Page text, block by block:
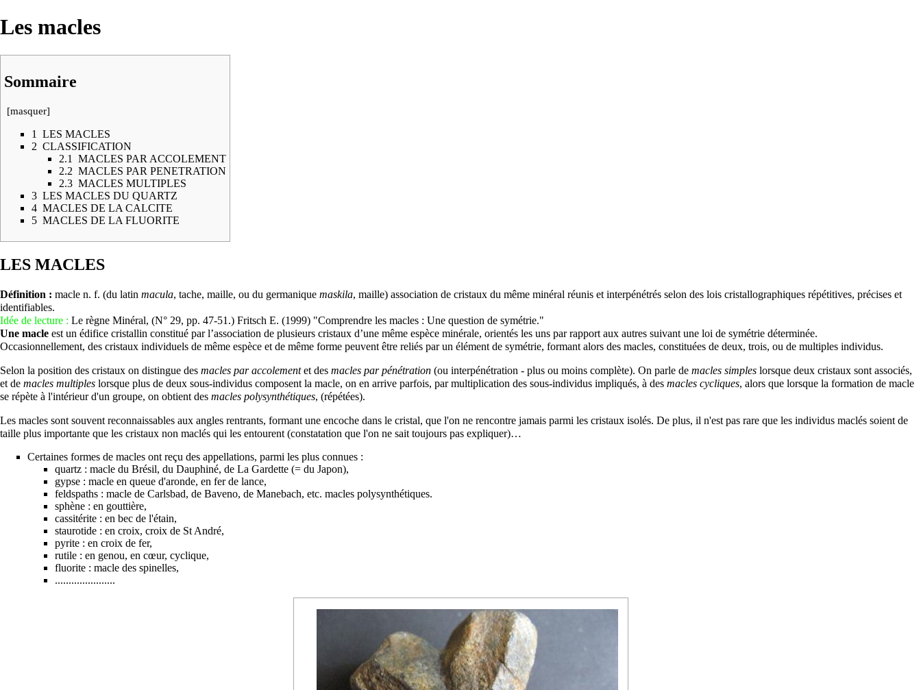
Les macles
Sommaire
[masquer]
1
LES MACLES
2 CLASSIFICATION
2.1
MACLES PAR ACCOLEMENT
2.2 MACLES PAR PENETRATION
2.3 MACLES MULTIPLES
3 LES MACLES DU QUARTZ
4 MACLES DE LA CALCITE
5 MACLES DE LA FLUORITE
LES MACLES
Définition : macle n. f. (du latin macula, tache, maille, ou du germanique maskila, maille) association de cristaux du même minéral réunis et interpénétrés selon des lois cristallographiques répétitives, précises et
identifiables.
Idée de lecture : Le règne Minéral, (N° 29, pp. 47-51.) Fritsch E. (1999) "Comprendre les macles : Une question de symétrie."
Une macle est un édifice cristallin constitué par l’association de plusieurs cristaux d’une même espèce minérale, orientés les uns par rapport aux autres suivant une loi de symétrie déterminée.
Occasionnellement, des cristaux individuels de même espèce et de même forme peuvent être reliés par un élément de symétrie, formant alors des macles, constituées de deux, trois, ou de multiples individus.
Selon la position des cristaux on distingue des macles par accolementet des macles par pénétration (ou interpénétration - plus ou moins complète). On parle de macles simples lorsque deux cristaux sont associés,
et de macles multiples lorsque plus de deux sous-individus composent la macle, on en arrive parfois, par multiplication des sous-individus impliqués, à des macles cycliques, alors que lorsque la formation de macle
se répète à l'intérieur d'un groupe, on obtient des macles polysynthétiques, (répétées).
Les macles sont souvent reconnaissables aux angles rentrants, formant une encoche dans le cristal, que l'on ne rencontre jamais parmi les cristaux isolés. De plus, il n'est pas rare que les individus maclés soient de
taille plus importante que les cristaux non maclés qui les entourent (constatation que l'on ne sait toujours pas expliquer)…
Certaines formes de macles ont reçu des appellations, parmi les plus connues :
quartz : macle du Brésil, du Dauphiné, de La Gardette (= du Japon),
gypse : macle en queue d'aronde, en fer de lance,
feldspaths : macle de Carlsbad, de Baveno, de Manebach, etc. macles polysynthétiques.
sphène : en gouttière,
cassitérite : en bec de l'étain,
staurotide : en croix, croix de St André,
pyrite : en croix de fer,
rutile : en genou, en cœur, cyclique,
fluorite : macle des spinelles,
......................